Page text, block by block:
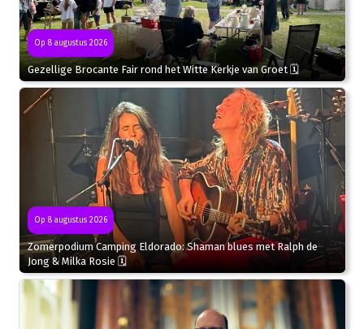
Op 8 augustus 2026
Gezellige Brocante Fair rond het Witte Kerkje van Groet 🗓
Op 8 augustus 2026
Zomerpodium Camping Eldorado: Shaman blues met Ralph de
Jong & Milka Rosie 🗓